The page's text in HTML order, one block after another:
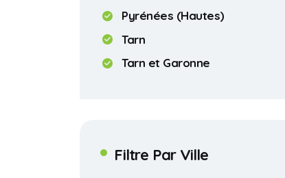
Pyrénées (Hautes)
Tarn
Tarn et Garonne
Filtre Par Ville